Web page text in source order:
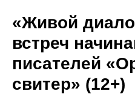
«Живой
встреч
писателей
свитер» (12+)